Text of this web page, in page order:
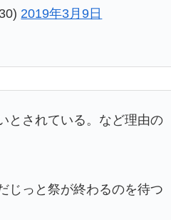
2019年3月9日
とされている。など理由の
じっと祭が終わるのを待つ